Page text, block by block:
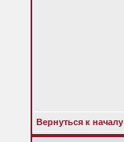
Вернуться к началу